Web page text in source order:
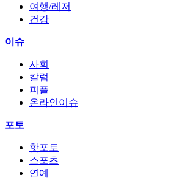
여행/레저
건강
이슈
사회
칼럼
피플
온라인이슈
포토
핫포토
스포츠
연예